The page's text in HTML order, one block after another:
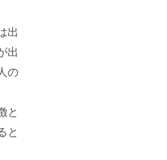
出
出
の
と
と